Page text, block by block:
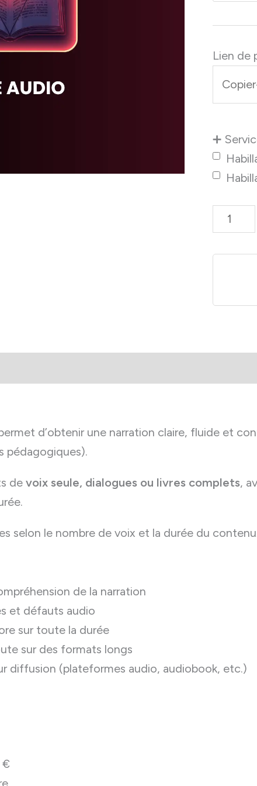
Lien de
➕
quantité
de
Mixage
en
d’obtenir une narration claire, fluide et
pédagogiques).
de voix seule, dialogues ou livres complets,
selon le nombre de voix et la durée du
de la narration
et défauts audio
sur toute la durée
sur des formats longs
diffusion (plateformes audio, audiobook, etc.)
€